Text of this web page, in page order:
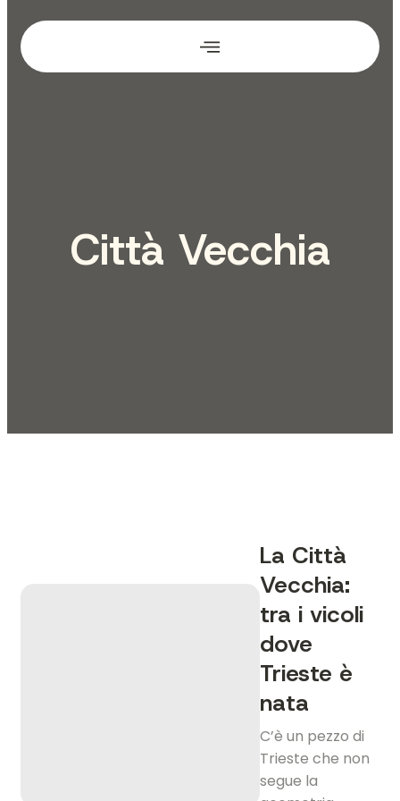
Città Vecchia
La Città
Vecchia:
tra i vicoli
dove
Trieste è
nata
C’è un pezzo di
Trieste che non
segue la